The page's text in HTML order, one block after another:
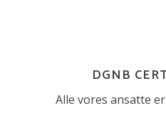
DGNB
Alle vores ansatte